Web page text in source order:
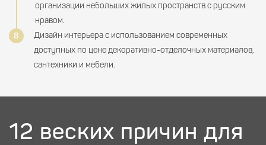
организации небольших жилых пространств с русским
нравом.
Дизайн интерьера с использованием современных
доступных по цене декоративно-отделочных материалов,
сантехники и мебели.
12 веских причин для